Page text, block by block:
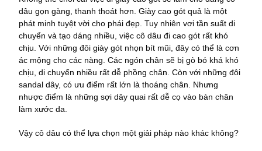
dâu gọn gàng, thanh thoát hơn. Giày cao gót quả là một
phát minh tuyệt vời cho phái đẹp. Tuy nhiên vơi tần suất di
chuyển và tạo dáng nhiều, việc cô dâu đi cao gót rất khó
chịu. Với những đôi giày gót nhọn bít mũi, đây có thể là cơn
ác mộng cho các nàng. Các ngón chân sẽ bị gò bó khá khó
chịu, di chuyển nhiều rất dễ phồng chân. Còn với những đôi
sandal dây, có ưu điểm rất lớn là thoáng chân. Nhưng
nhược điểm là những sợi dây quai rất dễ cọ vào bàn chân
làm xước da.
Vậy cô dâu có thể lựa chọn một giải pháp nào khác không?